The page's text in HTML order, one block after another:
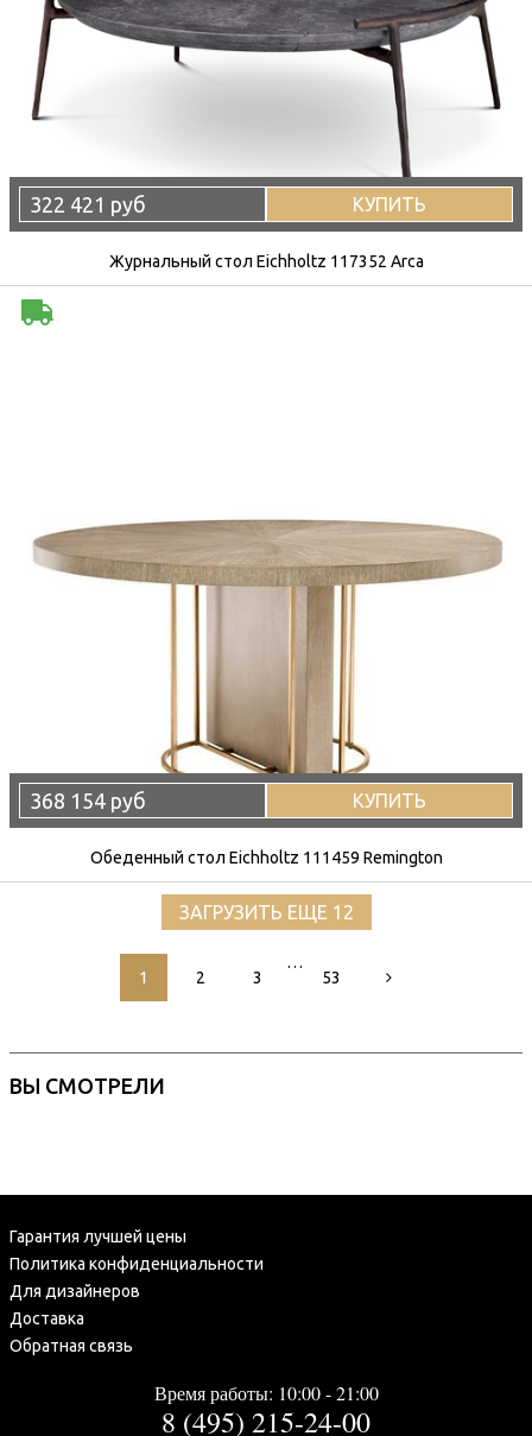
322 421 руб КУПИТЬ
Журнальный стол Eichholtz 117352 Arca
368 154 руб КУПИТЬ
Обеденный стол Eichholtz 111459 Remington
ЗАГРУЗИТЬ ЕЩЕ 12
1 2 3
…
53
ВЫ СМОТРЕЛИ
Гарантия лучшей цены
Политика конфиденциальности
Для дизайнеров
Доставка
Обратная связь
Время работы: 10:00 - 21:00
8 (495) 215-24-00